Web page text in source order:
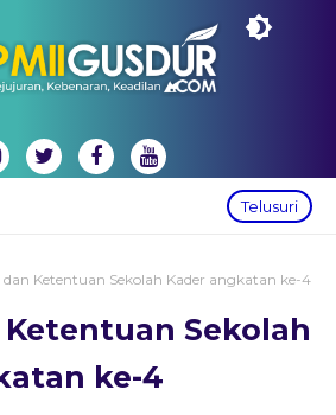
Telusuri
dan Ketentuan Sekolah Kader angkatan ke-4
Sekolah
ke-4